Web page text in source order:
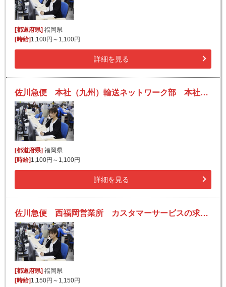
[都道府県] 福岡県
[時給] 1,100円～1,100円
詳細を見る
佐川急便 本社（九州）輸送ネットワーク部 本社スタッフの求人！未経験歓迎！先輩たちがサポートします♪
[都道府県]福岡県
[時給]1,100円～1,100円
詳細を見る
佐川急便 西福岡営業所 カスタマーサービスの求人！未経験歓迎！先輩たちがサポートします♪
[都道府県]福岡県
[時給]1,150円～1,150円